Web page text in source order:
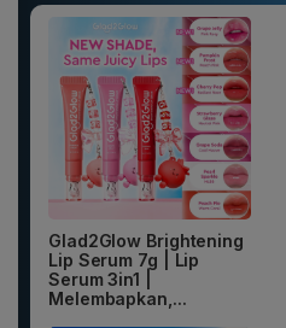
Glad2Glow Brightening
Lip Serum 7g | Lip
Serum 3in1 |
Melembapkan,...